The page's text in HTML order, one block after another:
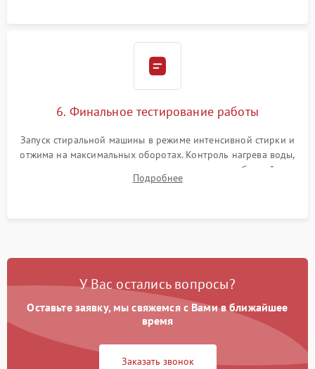
6. Финальное тестирование работы
Запуск стиральной машины в режиме интенсивной стирки и
отжима на максимальных оборотах. Контроль нагрева воды,
корректности слива, отсутствия излишних вибраций,
посторонних стуков и протечек под корпусом.
Подробнее
У Вас остались вопросы?
Оставьте заявку, мы свяжемся с Вами в ближайшее
время
Заказать звонок